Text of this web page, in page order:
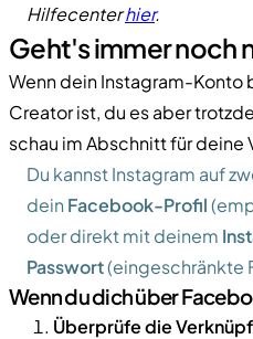
Hilfecenterhier.
Geht's immer noch
Wenn dein Instagram-Konto
Creator ist, du es aber
schau im Abschnitt für
Du kannst Instagram auf
dein Facebook-Profil
oder direkt mit deinem
Passwort(eingeschränkte
Wenn du dich über
Überprüfe die